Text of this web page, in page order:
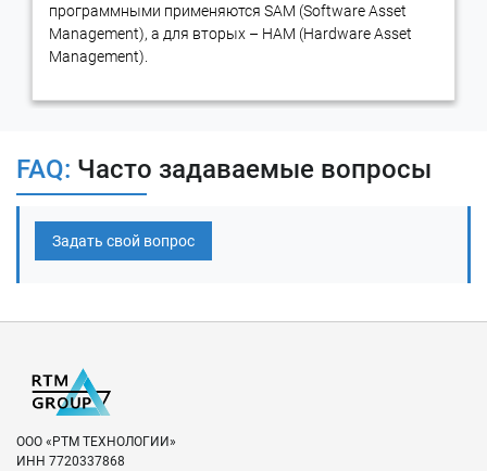
программными применяются SAM (Software Asset
Management), а для вторых – HAM (Hardware Asset
Management).
FAQ: Часто задаваемые вопросы
Задать свой вопрос
ООО «РТМ ТЕХНОЛОГИИ»
ИНН 7720337868